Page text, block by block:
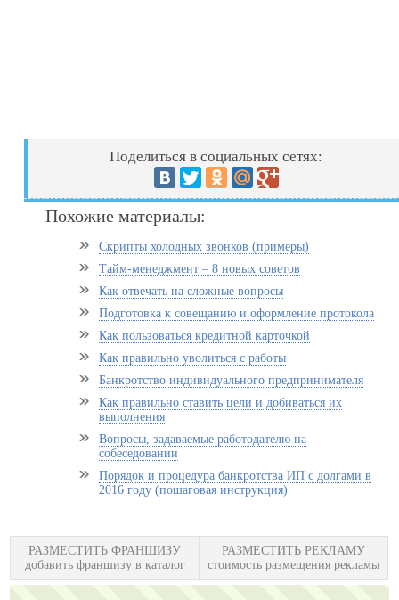
Поделиться в социальных сетях:
Похожие материалы:
Скрипты холодных звонков (примеры)
Тайм-менеджмент – 8 новых советов
Как отвечать на сложные вопросы
Подготовка к совещанию и оформление протокола
Как пользоваться кредитной карточкой
Как правильно уволиться с работы
Банкротство индивидуального предпринимателя
Как правильно ставить цели и добиваться их
выполнения
Вопросы, задаваемые работодателю на
собеседовании
Порядок и процедура банкротства ИП с долгами в
2016 году (пошаговая инструкция)
РАЗМЕСТИТЬ ФРАНШИЗУ
добавить франшизу в каталог
РАЗМЕСТИТЬ РЕКЛАМУ
стоимость размещения рекламы